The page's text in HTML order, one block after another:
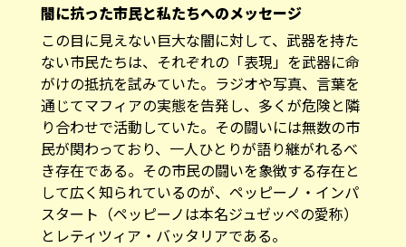
闇に抗った市民と私たちへのメッセージ
​この目に見えない巨大な闇に対して、武器を持た
ない市民たちは、それぞれの「表現」を武器に命
がけの抵抗を試みていた。ラジオや写真、言葉を
通じてマフィアの実態を告発し、多くが危険と隣
り合わせで活動していた。その闘いには無数の市
民が関わっており、一人ひとりが語り継がれるべ
き存在である。その市民の闘いを象徴する存在と
して広く知られているのが、ペッピーノ・インパ
スタート（ペッピーノは本名ジュゼッペの愛称）
とレティツィア・バッタリアである。